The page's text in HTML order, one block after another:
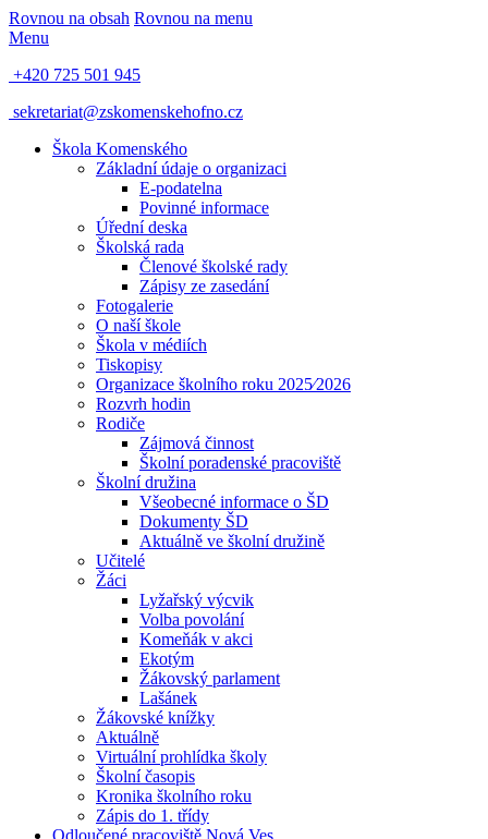
Rovnou na obsah Rovnou na menu
Menu
+420 725 501 945
sekretariat@zskomenskehofno.cz
Škola Komenského
Základní údaje o organizaci
E-podatelna
Povinné informace
Úřední deska
Školská rada
Členové školské rady
Zápisy ze zasedání
Fotogalerie
O naší škole
Škola v médiích
Tiskopisy
Organizace školního roku 2025⁄2026
Rozvrh hodin
Rodiče
Zájmová činnost
Školní poradenské pracoviště
Školní družina
Všeobecné informace o ŠD
Dokumenty ŠD
Aktuálně ve školní družině
Učitelé
Žáci
Lyžařský výcvik
Volba povolání
Komeňák v akci
Ekotým
Žákovský parlament
Lašánek
Žákovské knížky
Aktuálně
Virtuální prohlídka školy
Školní časopis
Kronika školního roku
Zápis do 1. třídy
Odloučené pracoviště Nová Ves